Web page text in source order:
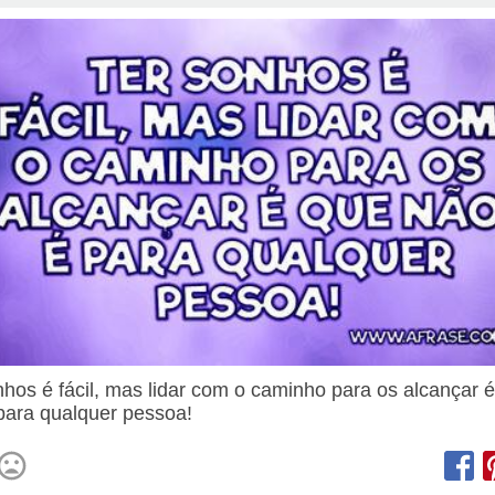
é fácil, mas lidar com o caminho para os alcançar
qualquer pessoa!